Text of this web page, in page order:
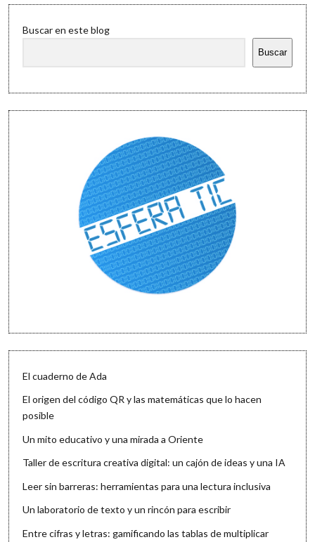
niveles
dificultad
Sidebar
Buscar en este blog
Buscar
El cuaderno de Ada
El origen del código QR y las matemáticas que lo hacen
posible
Un mito educativo y una mirada a Oriente
Taller de escritura creativa digital: un cajón de ideas y una IA
Leer sin barreras: herramientas para una lectura inclusiva
Un laboratorio de texto y un rincón para escribir
Entre cifras y letras: gamificando las tablas de multiplicar